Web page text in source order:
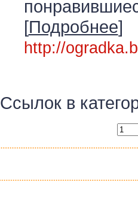
[Подробнее]
http://
Ссылок в